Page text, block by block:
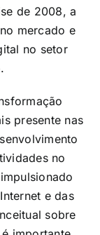
de 2008, a
mercado e
no setor
presente nas
no
e das
sobre